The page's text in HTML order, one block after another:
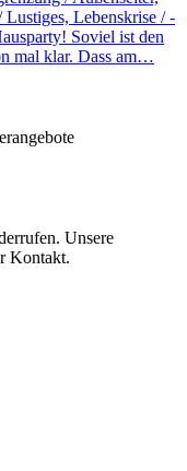
Lustiges, Lebenskrise / -
Soviel ist den
mal klar. Dass am…
Unsere
Kontakt.